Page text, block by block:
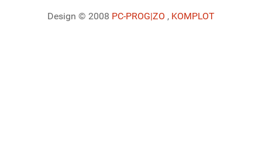
Design © 2008 PC-PROG|ZO , KOMPLOT